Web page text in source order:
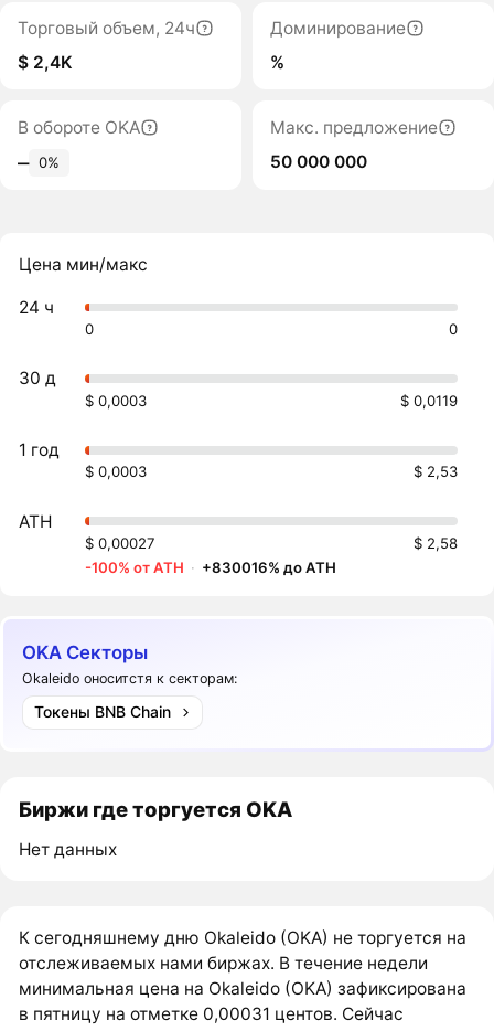
Торговый объем, 24ч
$ 2,4K
Доминирование
%
В обороте OKA
‒ 0%
Макс. предложение
50 000 000
Цена мин/макс
24 ч
0 0
30 д
$ 0,0003 $ 0,0119
1 год
$ 0,0003 $ 2,53
ATH
$ 0,00027
$ 2,58
-100% от ATH · +830016% до ATH
OKA Секторы
Okaleido оноситстя к секторам:
Токены BNB Chain
Биржи где торгуется OKA
Нет данных
К сегодняшнему дню Okaleido (OKA) не торгуется на
отслеживаемых нами биржах. В течение недели
минимальная цена на Okaleido (OKA) зафиксирована
в пятницу на отметке 0,00031 центов. Сейчас